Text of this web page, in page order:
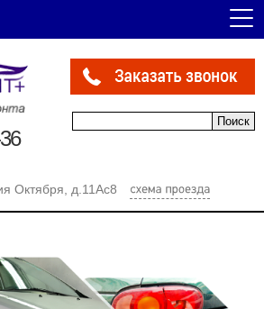
Октября, д.11Ас8
Форма поиска
Поиск